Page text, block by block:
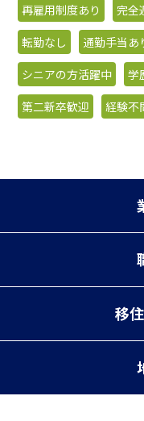
再雇用制度あり
完全
転勤なし
通勤手当あ
シニアの方活躍中
学
第二新卒歓迎
経験不
移